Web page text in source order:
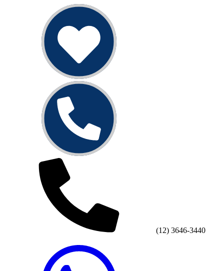
(12) 3646-3440